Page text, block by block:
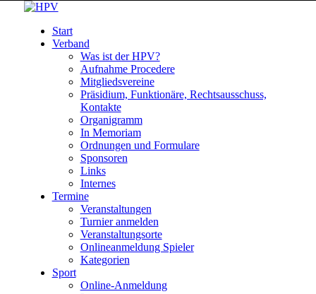
Start
Verband
Was ist der HPV?
Aufnahme Procedere
Mitgliedsvereine
Präsidium, Funktionäre, Rechtsausschuss,
Kontakte
Organigramm
In Memoriam
Ordnungen und Formulare
Sponsoren
Links
Internes
Termine
Veranstaltungen
Turnier anmelden
Veranstaltungsorte
Onlineanmeldung Spieler
Kategorien
Sport
Online-Anmeldung